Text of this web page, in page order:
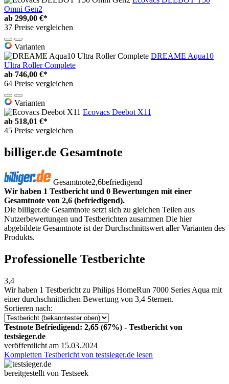
Omni Gen2
ab 299,00 €*
37 Preise vergleichen
Varianten
DREAME Aqua10
Ultra Roller Complete
ab 746,00 €*
64 Preise vergleichen
Varianten
Ecovacs Deebot X11
ab 518,01 €*
45 Preise vergleichen
billiger.de Gesamtnote
Gesamtnote2,6befriedigend
Wir haben 1 Testbericht und 0 Bewertungen mit einer
Gesamtnote von 2,6 (befriedigend).
Die billiger.de Gesamtnote setzt sich zu gleichen Teilen aus
Nutzerbewertungen und Testberichten zusammen Die hier
abgebildete Gesamtnote ist der Durchschnittswert aller Varianten des
Produkts.
Professionelle Testberichte
3,4
Wir haben 1 Testbericht zu Philips HomeRun 7000 Series Aqua mit
einer durchschnittlichen Bewertung von 3,4 Sternen.
Sortieren nach:
Testnote Befriedigend: 2,65 (67%) - Testbericht von
testsieger.de
veröffentlicht am 15.03.2024
Kompletten Testbericht von testsieger.de lesen
bereitgestellt von Testseek